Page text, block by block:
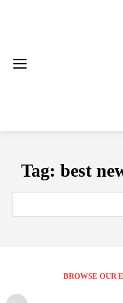
Tag: best
BROWSE OUR